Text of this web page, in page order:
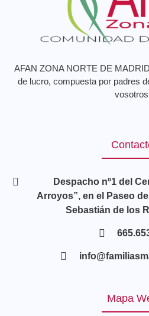
AFAN ZONA NORTE DE
de lucro, compuesta por padres
Despacho nº1 del
Arroyos”, en el Paseo
Sebastián de los
Mapa